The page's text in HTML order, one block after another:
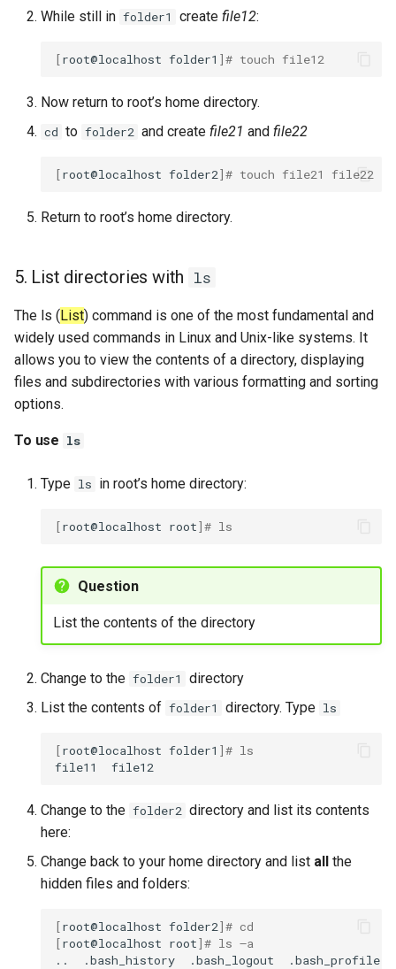
While still in folder1 create file12:
[root@localhost folder1 ]# touch file12
Now return to root’s home directory.
cd to folder2 and create file21 and file22
[root@localhost folder2]# touch file21 file22
Return to root’s home directory.
5. List directories with ls
The ls (List) command is one of the most fundamental and
widely used commands in Linux and Unix-like systems. It
allows you to view the contents of a directory, displaying
files and subdirectories with various formatting and sorting
options.
To use ls
Type ls in root’s home directory:
[root@localhost root]# ls
Question
List the contents of the directory
Change to the folder1
directory
List the contents of folder1 directory. Type ls
[root@localhost folder1 ]# ls
file11
Change to the folder2 directory and list its contents
here:
Change back to your home directory and list all the
hidden files and folders:
[root@localhost folder2]# cd
[root@localhost root]# ls –a
..
.bash_history .bash_logout .bash_profile